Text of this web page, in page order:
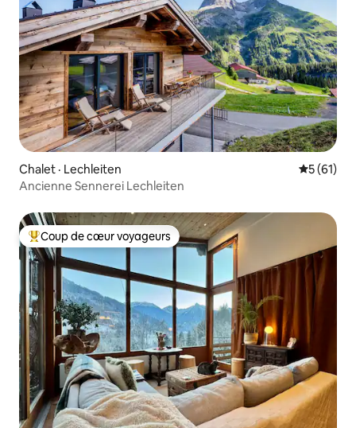
Chalet · Lechleiten Note
5 (61)
Ancienne Sennerei Lechleiten
Coup de cœur voyageurs parmi les plus aimés
Coup de cœur voyageurs